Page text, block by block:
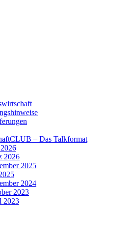
– Das Talkformat
2026
2025
2024
2023
2023